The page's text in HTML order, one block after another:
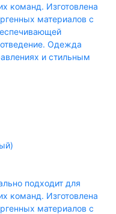
команд. Изготовлена
материалов с
Одежда
и стильным
подходит для
команд. Изготовлена
материалов с